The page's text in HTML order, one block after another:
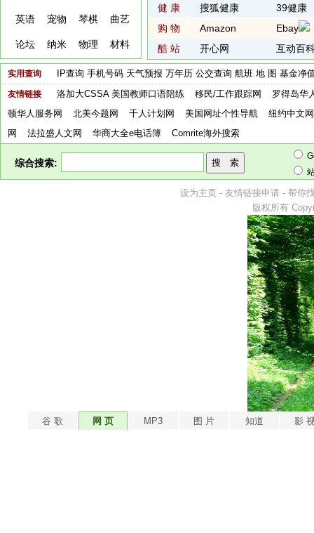
英语 宠物 琴棋 曲艺
论坛 纳米 物理 材料
健 康
搜狐健康
39健康
购 物
Amazon
Ebay
酷 站
开心网 互动百
实用查询 IP查询 手机号码 天气预报 万年历 公交查询 航班 地 图 基金净
友情链接 洛加大CSSA 美国教师口语陪练 移民/工作跟踪网
罗得岛华
顿华人服务网
北美今题网 千人计划网 美国网址个性导航
纽约中文网
网
法拉盛人文网 华商大全e电话簿 Comrite海外搜索
综合搜索:
设为主页 -友情链接申请 -帮你
版权所有
谷 歌 网 页 MP3 图 片 知道 影